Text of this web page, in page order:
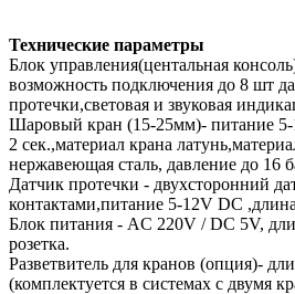
Технические параметры
Блок управления(центальная
возможность подключения до 8 шт
протечки,световая и звуковая
Шаровый кран (15-25мм)- питание 5-
2 сек.,материал крана
нержавеющая сталь, давление до 16
Датчик протечки - двухсторонний
контактами,питание 5-12V DC
Блок питания - AC 220V / DC 5V,
розетка.
Разветвитель для кранов (опция)-
(комплектуется в системах с двумя